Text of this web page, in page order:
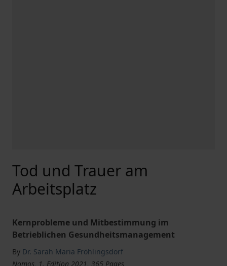
Tod und Trauer am
Arbeitsplatz
Kernprobleme und Mitbestimmung im
Betrieblichen Gesundheitsmanagement
By Dr. Sarah Maria Fröhlingsdorf
Nomos, 1. Edition 2021, 365 Pages